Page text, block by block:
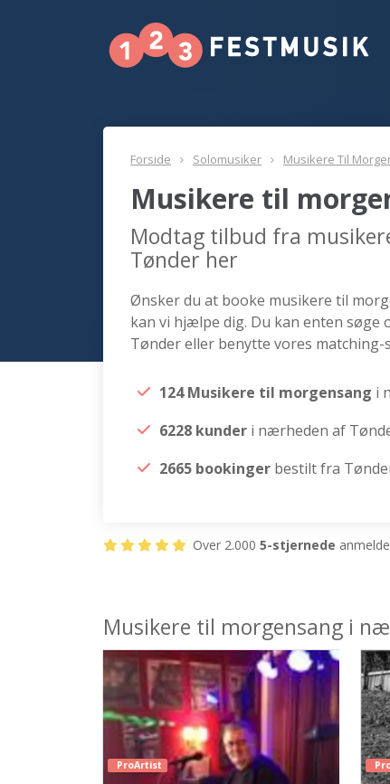
Forside Solomusiker Musikere Til
Musikere til
Modtag tilbud fra
Tønder her
Ønsker du at booke musikere til
kan vi hjælpe dig. Du kan enten
Tønder eller benytte vores matching-
124 Musikere til morgensang i
6228 kunder i nærheden af
2665 bookinger bestilt fra
Over 2.000 5-stjernede
Musikere til morgensang i
ProArtist